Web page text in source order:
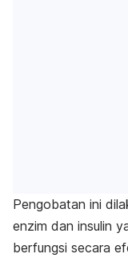
Pengobatan ini
enzim dan insulin
berfungsi secara